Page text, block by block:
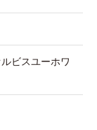
ビスユーホワ